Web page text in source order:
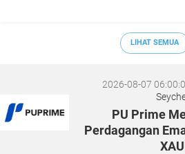
LIHAT SEMUA
2026-08-07
PU Prime
Perdagangan